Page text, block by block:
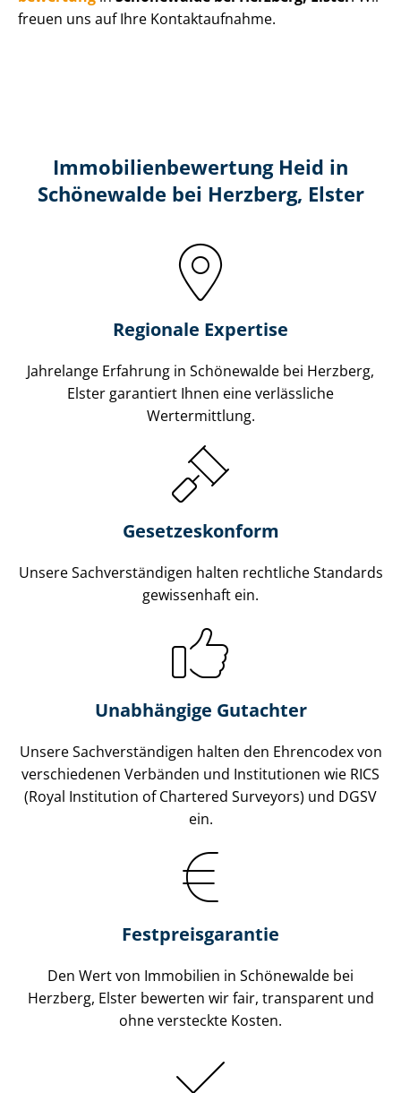
freuen uns auf Ihre Kontaktaufnahme.
Immobilien­bewertung Heid in
Schönewalde bei Herzberg, Elster
Regionale Expertise
Jahrelange Erfahrung in Schönewalde bei Herzberg,
Elster garantiert Ihnen eine verlässliche
Wertermittlung.
Gesetzes­konform
Unsere Sach­ver­stän­di­gen halten rechtliche Standards
gewissenhaft ein.
Unabhängige Gutachter
Unsere Sach­ver­stän­di­gen halten den Ehrencodex von
verschiedenen Verbänden und Institutionen wie RICS
(Royal Institution of Chartered Surveyors) und DGSV
ein.
Festpreis​garantie
Den Wert von Immobilien in Schönewalde bei
Herzberg, Elster bewerten wir fair, transparent und
ohne versteckte Kosten.